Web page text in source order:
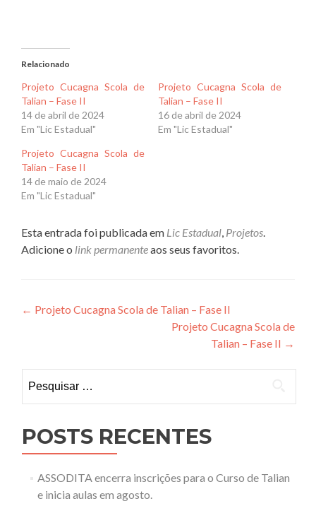
Relacionado
Projeto Cucagna Scola de
Talian – Fase II
14 de abril de 2024
Em "Lic Estadual"
Projeto Cucagna Scola de
Talian – Fase II
16 de abril de 2024
Em "Lic Estadual"
Projeto Cucagna Scola de
Talian – Fase II
14 de maio de 2024
Em "Lic Estadual"
Esta entrada foi publicada em Lic Estadual, Projetos.
Adicione o link permanenteaos seus favoritos.
Navegação
Post
← Projeto Cucagna Scola de Talian – Fase II
Projeto Cucagna Scola de
Talian – Fase II →
por:
POSTS RECENTES
ASSODITA encerra inscrições para o Curso de Talian
e inicia aulas em agosto.